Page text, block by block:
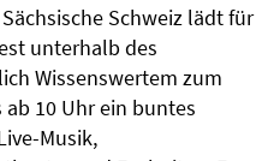
Schweiz lädt für
unterhalb des
Wissenswertem zum
ab 10 Uhr ein buntes
Musik,